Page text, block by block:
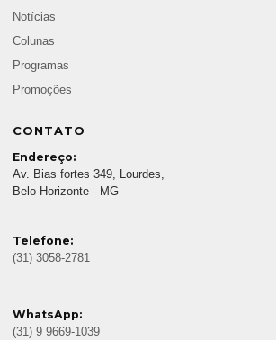
Notícias
Colunas
Programas
Promoções
CONTATO
Endereço:
Av. Bias fortes 349, Lourdes,
Belo Horizonte - MG
Telefone:
(31) 3058-2781
WhatsApp:
(31) 9 9669-1039